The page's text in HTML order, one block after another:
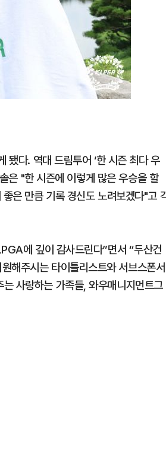
됐다. 역대 드림투어 ‘한 시즌 최다 우
"한 시즌에 이렇게 많은 우승을 할
은 만큼 기록 경신도 노려보겠다"고
에 깊이 감사드린다”면서 “두산건
해주시는 타이틀리스트와 서브스폰서
사랑하는 가족들, 와우매니지먼트그